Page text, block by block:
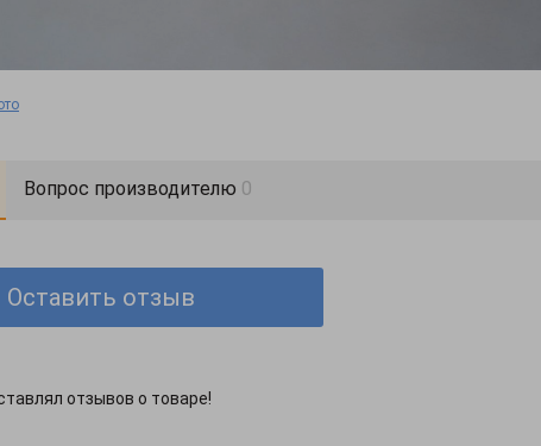
Вопрос производителю 0
Оставить отзыв
отзывов о товаре!